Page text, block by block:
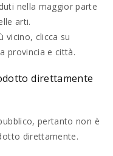
nella maggior parte
arti.
vicino, clicca su
provincia e città.
direttamente
pertanto non è
direttamente.